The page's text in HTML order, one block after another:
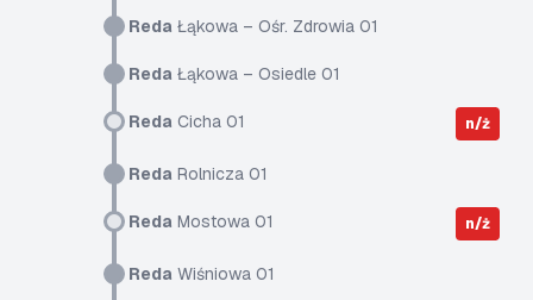
Reda Łąkowa – Ośr. Zdrowia 01
Reda Łąkowa – Osiedle 01
Reda Cicha 01 n/ż
Reda Rolnicza 01
Reda Mostowa 01 n/ż
Reda Wiśniowa 01